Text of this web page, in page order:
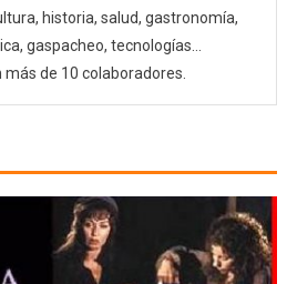
historia, salud, gastronomía,
gaspacheo, tecnologías…
de 10 colaboradores.